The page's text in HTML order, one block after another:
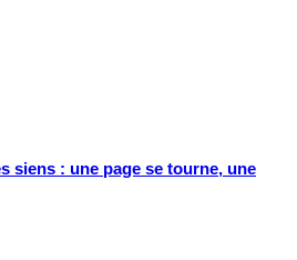
siens : une page se tourne, une